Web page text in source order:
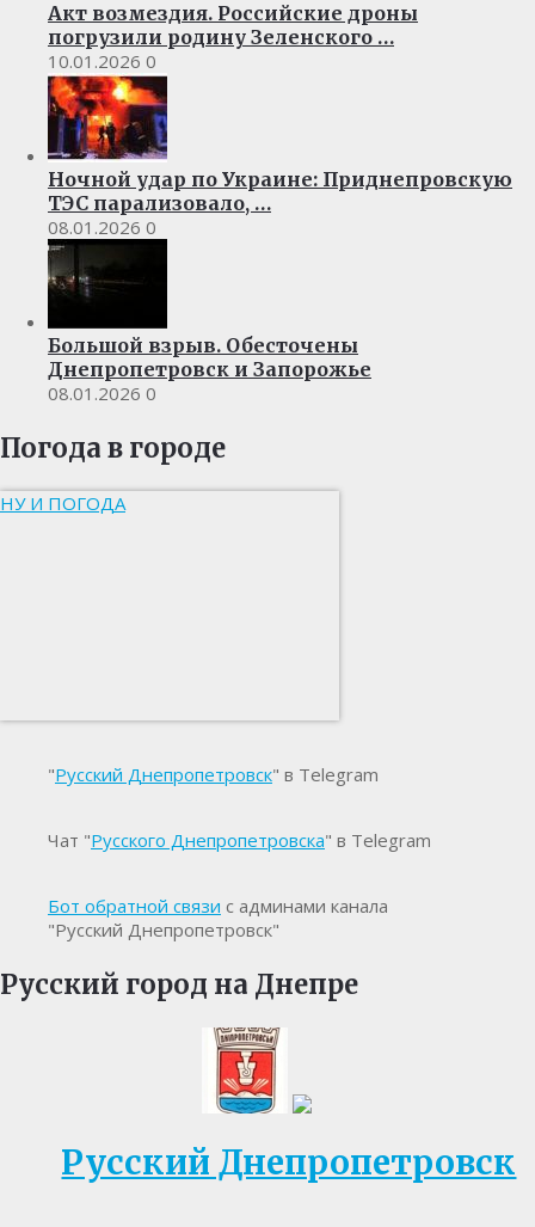
Акт возмездия. Российские дроны
погрузили родину Зеленского …
10.01.2026 0
Ночной удар по Украине: Приднепровскую
ТЭС парализовало, …
08.01.2026 0
Большой взрыв. Обесточены
Днепропетровск и Запорожье
08.01.2026 0
Погода в городе
НУ И ПОГОДА
"Русский Днепропетровск" в Telegram
Чат "Русского Днепропетровска" в Telegram
Бот обратной связи с админами канала
"Русский Днепропетровск"
Русский город на Днепре
Русский Днепропетровск